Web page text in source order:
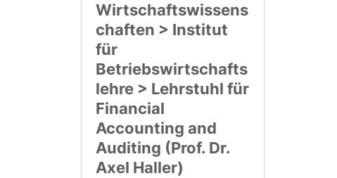
Wirtschaftswissens
chaften > Institut
für
Betriebswirtschafts
lehre > Lehrstuhl für
Financial
Accounting and
Auditing (Prof. Dr.
Axel Haller)